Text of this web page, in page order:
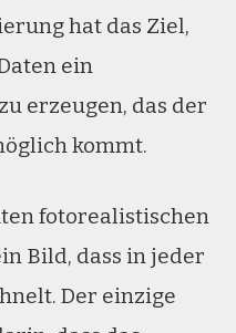
hat das Ziel,
ein
erzeugen, das der
kommt.
fotorealistischen
Bild, dass in jeder
Der einzige